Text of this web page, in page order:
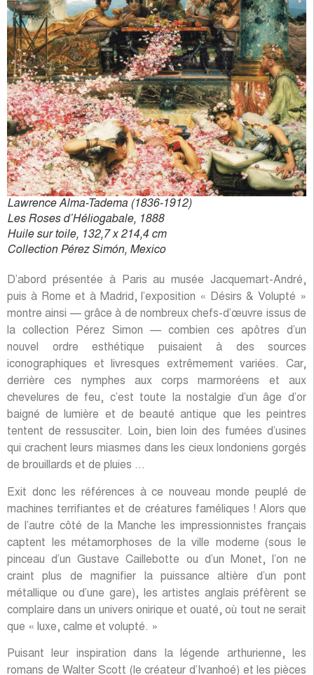
Lawrence Alma-Tadema (1836-1912)
Les Roses d’Héliogabale, 1888
Huile sur toile, 132,7 x 214,4 cm
Collection Pérez Simón, Mexico
D’abord présentée à Paris au musée Jacquemart-André,
puis à Rome et à Madrid, l’exposition « Désirs & Volupté »
montre ainsi — grâce à de nombreux chefs-d’œuvre issus de
la collection Pérez Simon — combien ces apôtres d’un
nouvel ordre esthétique puisaient à des sources
iconographiques et livresques extrêmement variées. Car,
derrière ces nymphes aux corps marmoréens et aux
chevelures de feu, c’est toute la nostalgie d’un âge d’or
baigné de lumière et de beauté antique que les peintres
tentent de ressusciter. Loin, bien loin des fumées d’usines
qui crachent leurs miasmes dans les cieux londoniens gorgés
de brouillards et de pluies …
Exit donc les références à ce nouveau monde peuplé de
machines terrifiantes et de créatures faméliques ! Alors que
de l’autre côté de la Manche les impressionnistes français
captent les métamorphoses de la ville moderne (sous le
pinceau d’un Gustave Caillebotte ou d’un Monet, l’on ne
craint plus de magnifier la puissance altière d’un pont
métallique ou d’une gare), les artistes anglais préfèrent se
complaire dans un univers onirique et ouaté, où tout ne serait
que « luxe, calme et volupté. »
Puisant leur inspiration dans la légende arthurienne, les
romans de Walter Scott (le créateur d’Ivanhoé) et les pièces